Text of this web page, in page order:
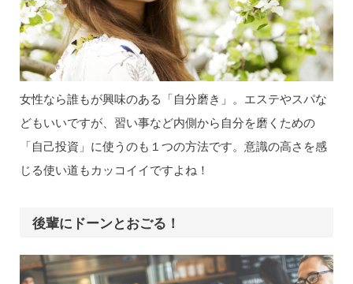
女性なら誰もが興味のある「自分磨き」。エステやスパな
どもいいですが、習い事など内側から自分を磨くための
「自己投資」に使うのも１つの方法です。意識の高さを感
じる使い道もカッコイイですよね！
後輩にドーンとおごる！